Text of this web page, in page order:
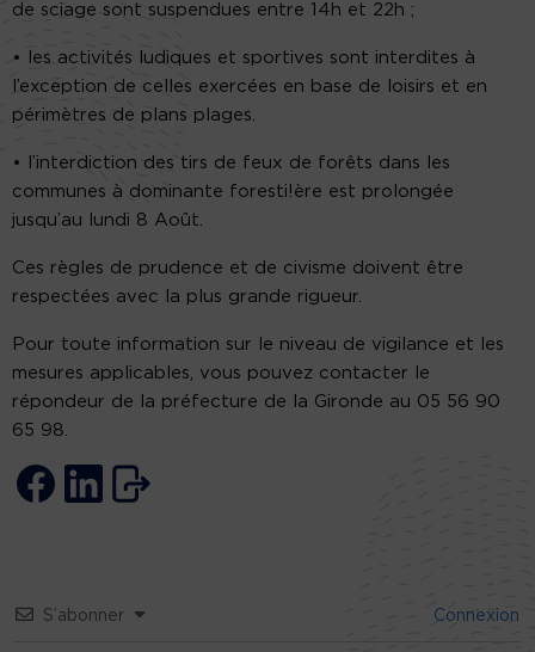
de sciage sont suspendues entre 14h et 22h ;
• les activités ludiques et sportives sont interdites à
l’exception de celles exercées en base de loisirs et en
périmètres de plans plages.
• l’interdiction des tirs de feux de forêts dans les
communes à dominante foresti!ère est prolongée
jusqu’au lundi 8 Août.
Ces règles de prudence et de civisme doivent être
respectées avec la plus grande rigueur.
Pour toute information sur le niveau de vigilance et les
mesures applicables, vous pouvez contacter le
répondeur de la préfecture de la Gironde au 05 56 90
65 98.
S’abonner Connexion